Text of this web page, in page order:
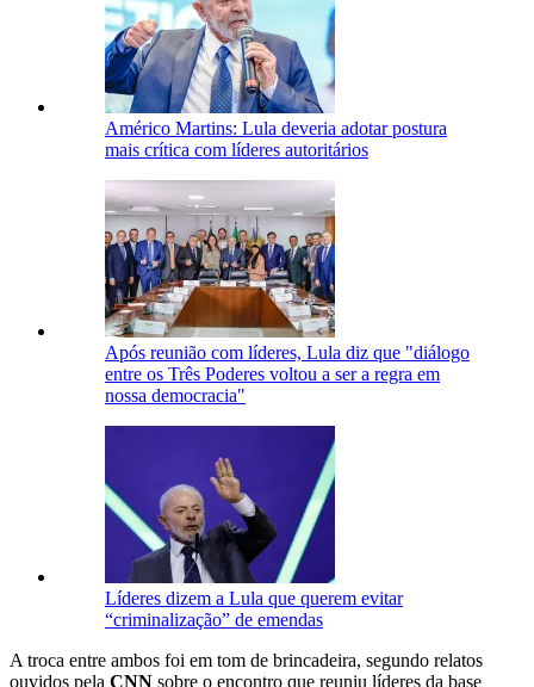
Américo Martins: Lula deveria adotar postura
mais crítica com líderes autoritários
Após reunião com líderes, Lula diz que "diálogo
entre os Três Poderes voltou a ser a regra em
nossa democracia"
Líderes dizem a Lula que querem evitar
“criminalização” de emendas
A troca entre ambos foi em tom de brincadeira, segundo relatos
ouvidos pela CNN sobre o encontro que reuniu líderes da base